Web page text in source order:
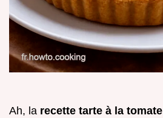
Ah, la recette tarte à la tomate